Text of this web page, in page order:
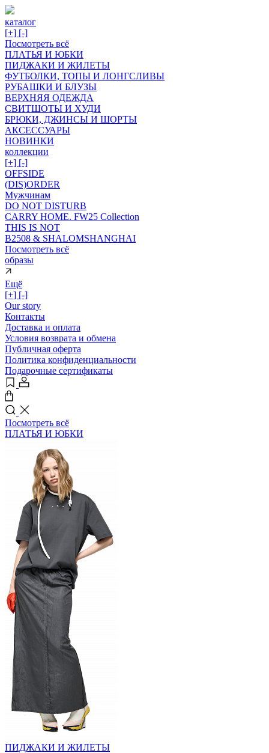
каталог
[+] [-]
Посмотреть всё
ПЛАТЬЯ И ЮБКИ
ПИДЖАКИ И ЖИЛЕТЫ
ФУТБОЛКИ, ТОПЫ И ЛОНГСЛИВЫ
РУБАШКИ И БЛУЗЫ
ВЕРХНЯЯ ОДЕЖДА
СВИТШОТЫ И ХУДИ
БРЮКИ, ДЖИНСЫ И ШОРТЫ
АКСЕССУАРЫ
НОВИНКИ
коллекции
[+] [-]
OFFSIDE
(DIS)ORDER
Мужчинам
DO NOT DISTURB
CARRY HOME. FW25 Collection
THIS IS NOT
B2508 & SHALOMSHANGHAI
Посмотреть всё
образы
Ещё
[+] [-]
Our story
Контакты
Доставка и оплата
Условия возврата и обмена
Публичная оферта
Политика конфиденциальности
Подарочные сертификаты
Посмотреть всё
ПЛАТЬЯ И ЮБКИ
ПИДЖАКИ И ЖИЛЕТЫ